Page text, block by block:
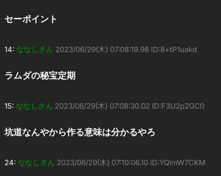
セーポイント
14: ななしさん 2023/06/29(木) 07:08:19.98 ID:8+tP1uakd
ラムダの秘宝定期
15: ななしさん 2023/06/29(木) 07:08:30.02 ID:F3U2p2GC0
坑道なんやから作る意味は分かるやろ
24: ななしさん 2023/06/29(木) 07:10:06.10 ID:YQImW7CKM